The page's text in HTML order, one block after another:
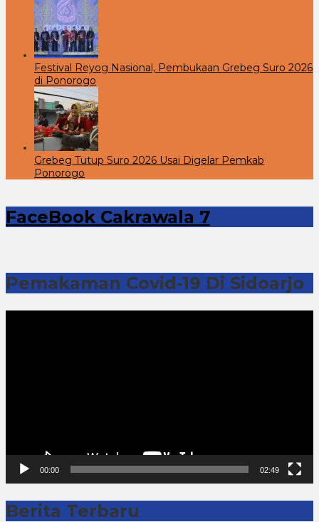
Festival Reyog Nasional, Pembukaan Grebeg Suro 2026
di Ponorogo
Grebeg Tutup Suro 2026 Usai Digelar Pemkab
Ponorogo
FaceBook Cakrawala 7
Pemakaman Covid-19 Di Sidoarjo
00:00 02:49
Berita Terbaru